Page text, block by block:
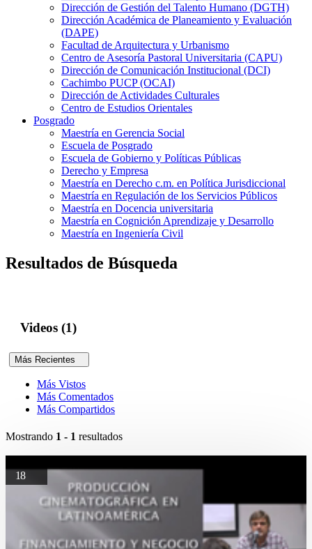
Dirección de Gestión del Talento Humano (DGTH)
Dirección Académica de Planeamiento y Evaluación
(DAPE)
Facultad de Arquitectura y Urbanismo
Centro de Asesoría Pastoral Universitaria (CAPU)
Dirección de Comunicación Institucional (DCI)
Cachimbo PUCP (OCAI)
Dirección de Actividades Culturales
Centro de Estudios Orientales
Posgrado
Maestría en Gerencia Social
Escuela de Posgrado
Escuela de Gobierno y Políticas Públicas
Derecho y Empresa
Maestría en Derecho c.m. en Política Jurisdiccional
Maestría en Regulación de los Servicios Públicos
Maestría en Docencia universitaria
Maestría en Cognición Aprendizaje y Desarrollo
Maestría en Ingeniería Civil
Resultados de Búsqueda
Videos (1)
Más Recientes
Más Vistos
Más Comentados
Más Compartidos
Mostrando 1 - 1 resultados
18